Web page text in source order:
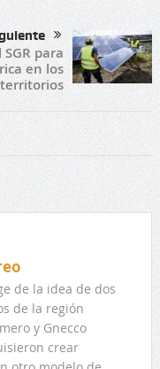
para
en los
territorios
de la idea de dos
de la región
y Gnecco
crear